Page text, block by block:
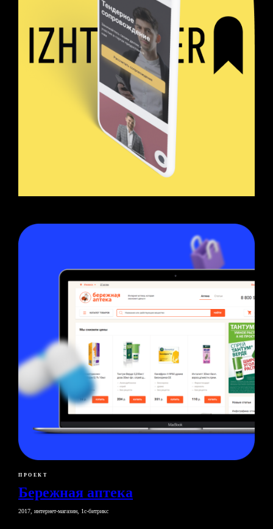
ПРОЕКТ
Бережная аптека
2017, интернет-магазин, 1с-битрикс